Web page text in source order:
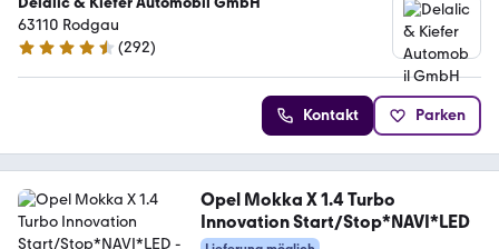
63110 Rodgau
4.7 Sterne
(292)
Kontakt Parken
Opel Mokka X 1.4 Turbo
Innovation Start/Stop*NAVI*LED